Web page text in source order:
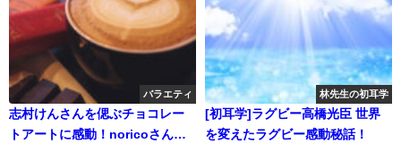
バラエティ
志村けんさんを偲ぶチョコレー
トアートに感動！noricoさんの
林先生の初耳学
[初耳学]ラグビー高橋光臣 世界
を変えたラグビー感動秘話！